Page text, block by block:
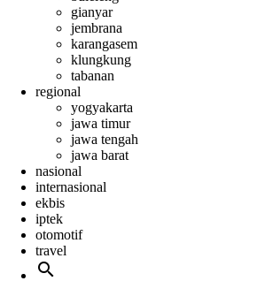
gianyar
jembrana
karangasem
klungkung
tabanan
regional
yogyakarta
jawa timur
jawa tengah
jawa barat
nasional
internasional
ekbis
iptek
otomotif
travel
search